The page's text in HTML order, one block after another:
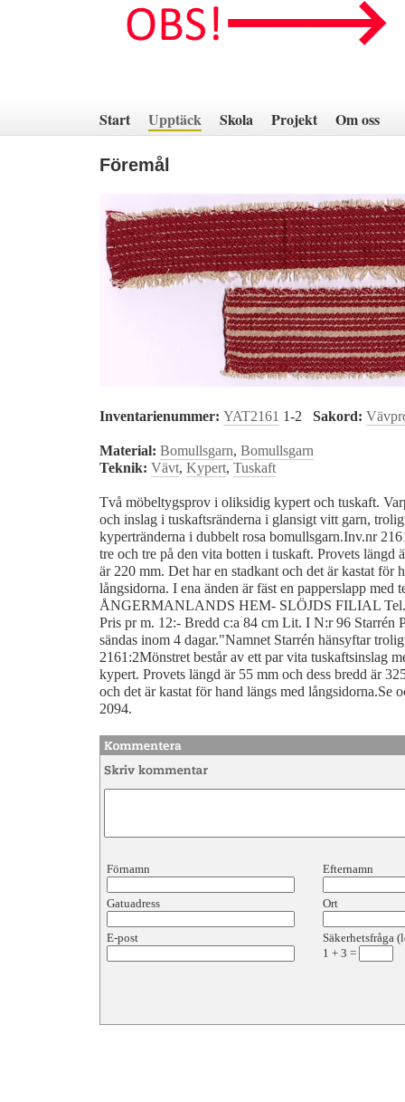
innehåll
Start Upptäck Skola Projekt Om oss
Föremål
Inventarienummer: YAT2161 1-2 Sakord:
Material: Bomullsgarn, Bomullsgarn
Teknik: Vävt, Kypert, Tuskaft
Två möbeltygsprov i oliksidig kypert och tuskaft.
och inslag i tuskaftsränderna i glansigt vitt garn,
kypertränderna i dubbelt rosa bomullsgarn.Inv.nr
tre och tre på den vita botten i tuskaft. Provets längd
är 220 mm. Det har en stadkant och det är kastat för
långsidorna. I ena änden är fäst en papperslapp med
ÅNGERMANLANDS HEM- SLÖJDS FILIAL
Pris pr m. 12:- Bredd c:a 84 cm Lit. I N:r 96 Starrén
sändas inom 4 dagar."Namnet Starrén hänsyftar
2161:2Mönstret består av ett par vita tuskaftsinslag
kypert. Provets längd är 55 mm och dess bredd är
och det är kastat för hand längs med långsidorna.Se
2094.
Förnamn Efternamn
Gatuadress Ort
E-post
Säkerhetsfråga
1 + 3 =